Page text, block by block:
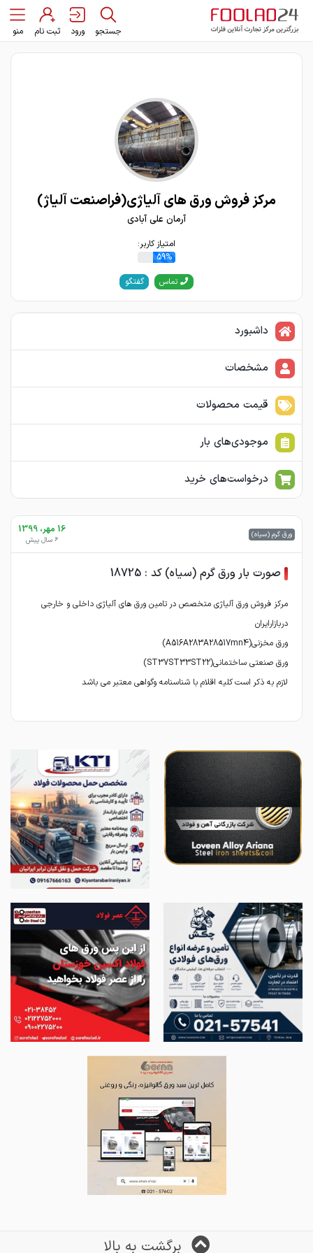
جستجو ورود ثبت نام منو
مرکز فروش ورق های آلیاژی(فراصنعت آلیاژ)
آرمان علی آبادی
امتیاز کاربر:
59%
تماس گفتگو
داشبورد
مشخصات
قیمت محصولات
موجودی‌های بار
درخواست‌های خرید
ورق گرم (سیاه) 16 مهر، 1399
6 سال پیش
صورت بار ورق گرم (سیاه) کد : 18725
مرکز فروش ورق آلیاژی متخصص در تامین ورق های آلیاژی داخلی و خارجی
لازم به ذکر است کلیه اقلام با شناسنامه وگواهی معتبر می باشد
برگشت به بالا